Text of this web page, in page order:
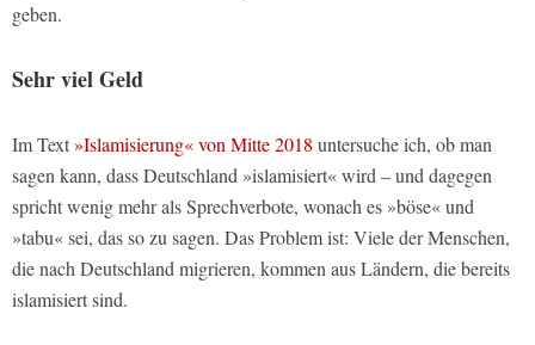
geben.
Sehr viel Geld
Im Text»Islamisierung« von Mitte 2018 untersuche ich, ob man
sagen kann, dass Deutschland »islamisiert« wird – und dagegen
spricht wenig mehr als Sprechverbote, wonach es »böse« und
»tabu« sei, das so zu sagen. Das Problem ist: Viele der Menschen,
die nach Deutschland migrieren, kommen aus Ländern, die bereits
islamisiert sind.